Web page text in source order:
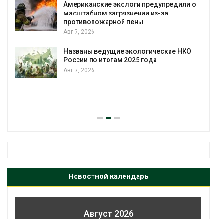
Американские экологи предупредили о
масштабном загрязнении из-за
противопожарной пены
Авг 7, 2026
Названы ведущие экологические НКО
России по итогам 2025 года
Авг 7, 2026
Новостной календарь
Август 2026